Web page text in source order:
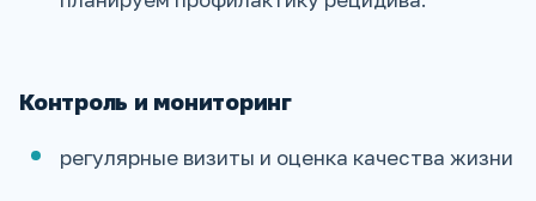
Контроль и мониторинг
регулярные визиты и оценка качества жизни